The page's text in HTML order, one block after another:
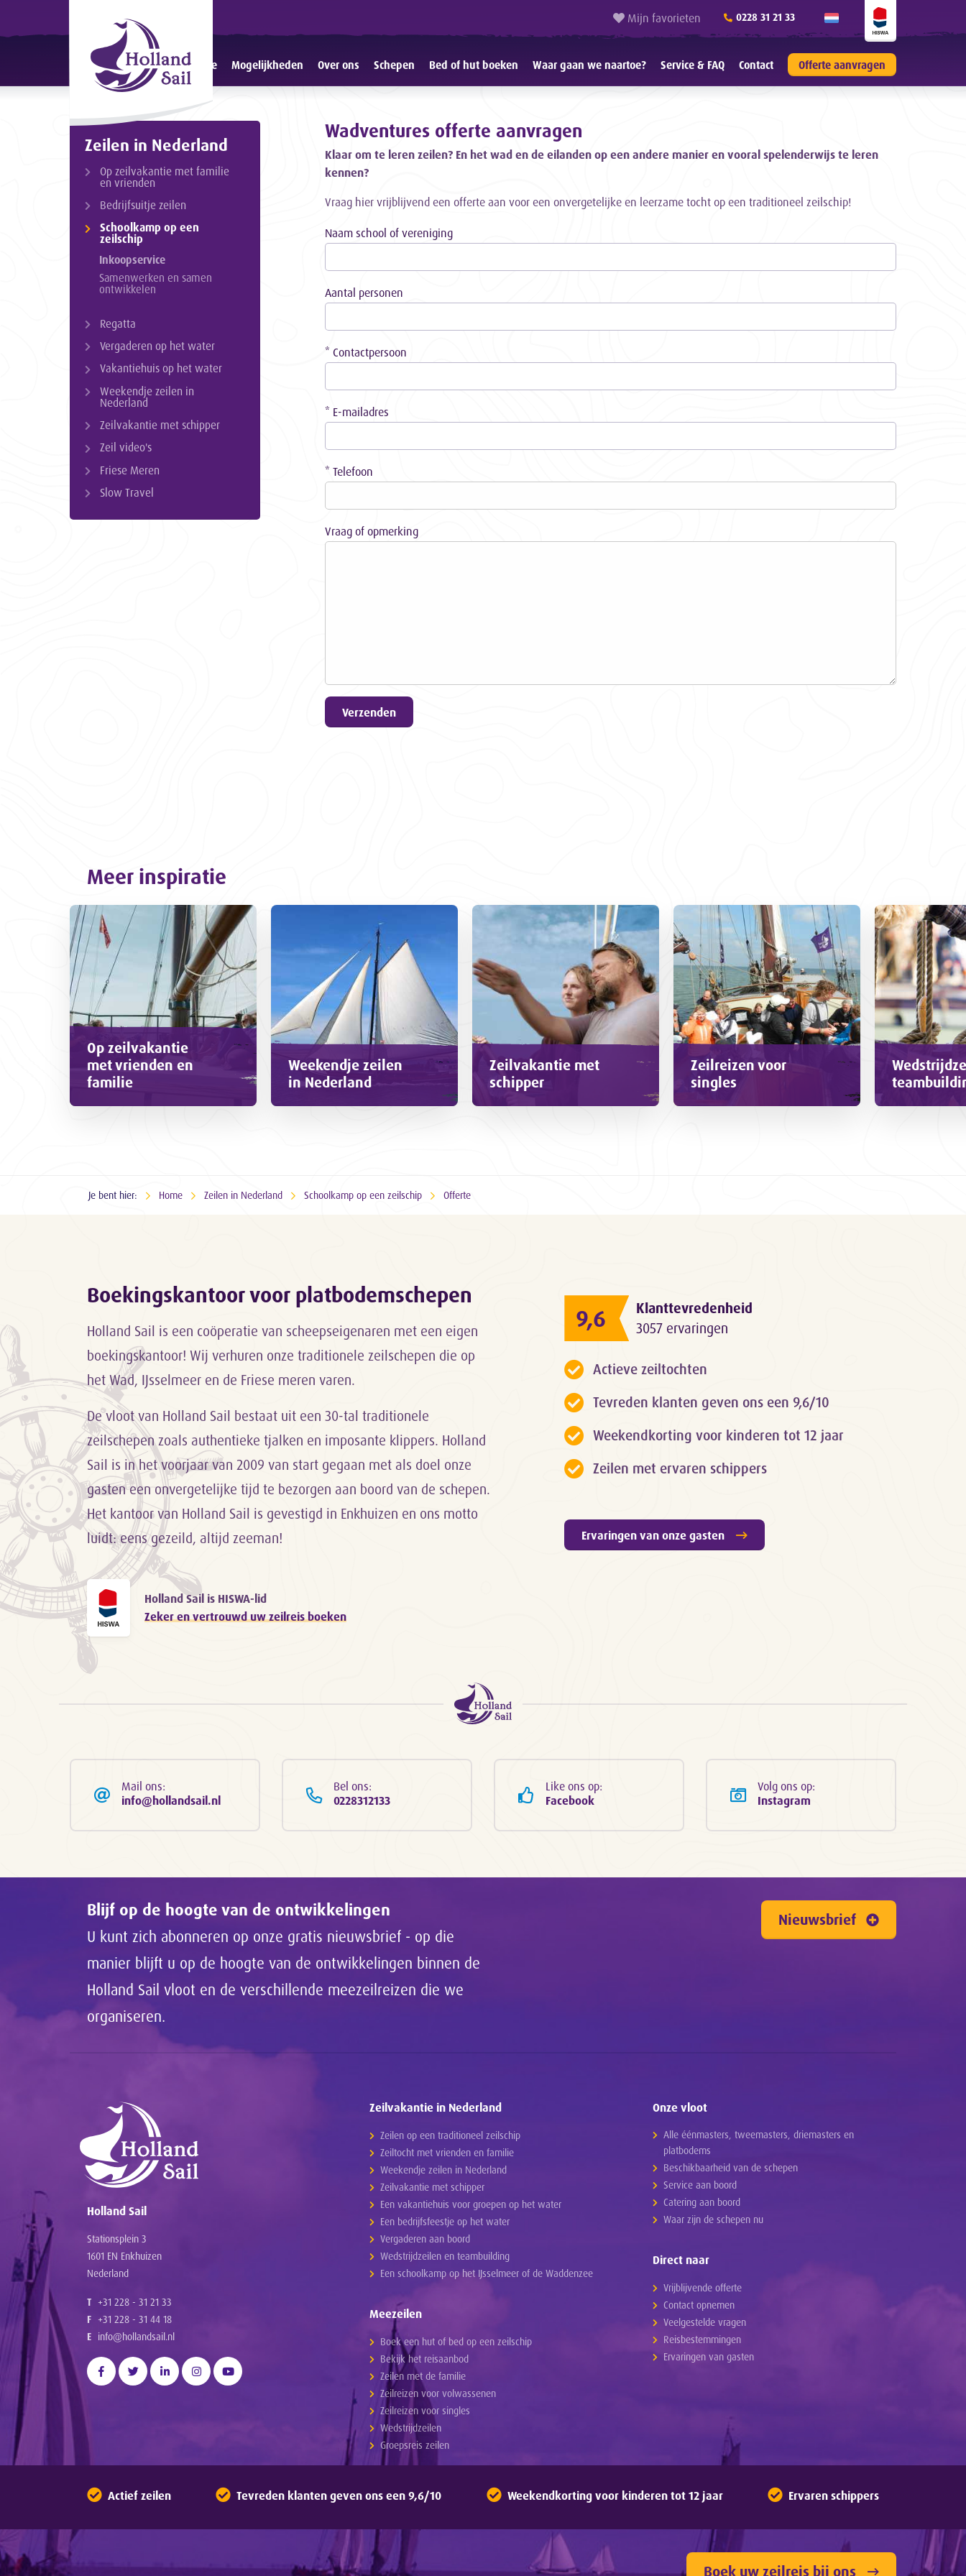
Mijn favorieten 0228 31 21 33
Home Mogelijkheden Over ons Schepen Bed of hut boeken Waar gaan we naartoe? Service & FAQ Contact Offerte aanvragen
Wadventures offerte aanvragen
Klaar om te leren zeilen? En het wad en de eilanden op een andere manier en vooral spelenderwijs te leren
kennen?
Vraag hier vrijblijvend een offerte aan voor een onvergetelijke en leerzame tocht op een traditioneel zeilschip!
Naam school of vereniging
Aantal personen
* Contactpersoon
* E-mailadres
* Telefoon
Vraag of opmerking
Zeilen in Nederland
Op zeilvakantie met familie
en vrienden
Bedrijfsuitje zeilen
Schoolkamp op een
zeilschip
Inkoopservice
Samenwerken en samen
ontwikkelen
Regatta
Vergaderen op het water
Vakantiehuis op het water
Weekendje zeilen in
Nederland
Zeilvakantie met schipper
Zeil video's
Friese Meren
Slow Travel
Meer inspiratie
Op zeilvakantie
met vrienden en
familie
Weekendje zeilen
in Nederland
Zeilvakantie met
schipper
Zeilreizen voor
singles
Je bent hier: Home Zeilen in Nederland Schoolkamp op een zeilschip Offerte
Boekingskantoor voor platbodemschepen
Holland Sail is een coöperatie van scheepseigenaren met een eigen
boekingskantoor! Wij verhuren onze traditionele zeilschepen die op
het Wad, IJsselmeer en de Friese meren varen.
De vloot van Holland Sail bestaat uit een 30-tal traditionele
zeilschepen zoals authentieke tjalken en imposante klippers. Holland
Sail is in het voorjaar van 2009 van start gegaan met als doel onze
gasten een onvergetelijke tijd te bezorgen aan boord van de schepen.
Het kantoor van Holland Sail is gevestigd in Enkhuizen en ons motto
luidt: eens gezeild, altijd zeeman!
Holland Sail is HISWA-lid
Zeker en vertrouwd uw zeilreis boeken
9,6
Klanttevredenheid
3057 ervaringen
Actieve zeiltochten
Tevreden klanten geven ons een 9,6/10
Weekendkorting voor kinderen tot 12 jaar
Zeilen met ervaren schippers
Ervaringen van onze gasten
Mail ons:
info@hollandsail.nl
Bel ons:
0228312133
Like ons op:
Facebook
Volg ons op:
Instagram
Blijf op de hoogte van de ontwikkelingen
U kunt zich abonneren op onze gratis nieuwsbrief - op die
manier blijft u op de hoogte van de ontwikkelingen binnen de
Holland Sail vloot en de verschillende meezeilreizen die we
organiseren.
Nieuwsbrief
Holland Sail
Stationsplein 3
1601 EN Enkhuizen
Nederland
T +31 228 - 31 21 33
F +31 228 - 31 44 18
E info@hollandsail.nl
Zeilvakantie in Nederland
Zeilen op een traditioneel zeilschip
Zeiltocht met vrienden en familie
Weekendje zeilen in Nederland
Zeilvakantie met schipper
Een vakantiehuis voor groepen op het water
Een bedrijfsfeestje op het water
Vergaderen aan boord
Wedstrijdzeilen en teambuilding
Een schoolkamp op het IJsselmeer of de Waddenzee
Meezeilen
Boek een hut of bed op een zeilschip
Bekijk het reisaanbod
Zeilen met de familie
Zeilreizen voor volwassenen
Zeilreizen voor singles
Wedstrijdzeilen
Groepsreis zeilen
Onze vloot
Alle éénmasters, tweemasters, driemasters en
platbodems
Beschikbaarheid van de schepen
Service aan boord
Catering aan boord
Waar zijn de schepen nu
Direct naar
Vrijblijvende offerte
Contact opnemen
Veelgestelde vragen
Reisbestemmingen
Ervaringen van gasten
Actief zeilen Tevreden klanten geven ons een 9,6/10 Weekendkorting voor kinderen tot 12 jaar Ervaren schippers
Boek uw zeilreis bij ons